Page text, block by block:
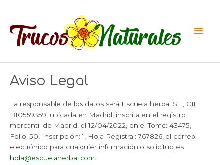
contenido
Aviso Legal
La responsable de los datos será Escuela herbal S.L, CIF
B10559359, ubicada en Madrid, inscrita en el registro
mercantil de Madrid, el 12/04/2022, en el Tomo: 43475,
Folio: 50, Inscripción: 1, Hoja Registral: 767826, el correo
electrónico para cualquier información o solicitud es
hola@escuelaherbal.com.